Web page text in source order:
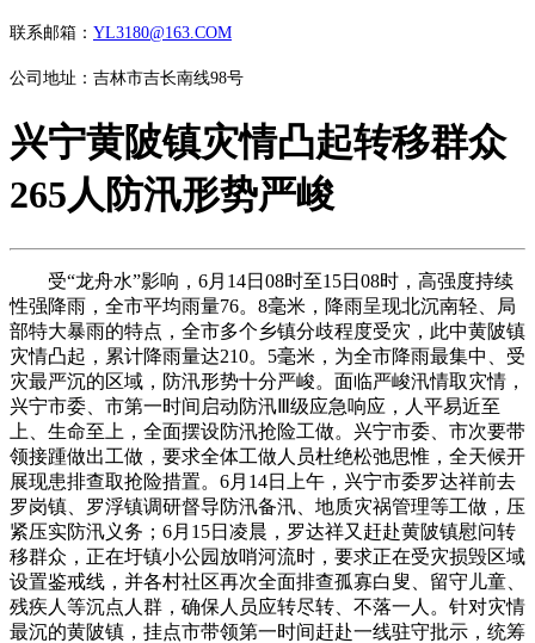
联系邮箱： YL3180@163.COM
公司地址：吉林市吉长南线98号
兴宁黄陂镇灾情凸起转移群众
265人防汛形势严峻
受“龙舟水”影响，6月14日08时至15日08时，高强度持续
性强降雨，全市平均雨量76。8毫米，降雨呈现北沉南轻、局
部特大暴雨的特点，全市多个乡镇分歧程度受灾，此中黄陂镇
灾情凸起，累计降雨量达210。5毫米，为全市降雨最集中、受
灾最严沉的区域，防汛形势十分严峻。面临严峻汛情取灾情，
兴宁市委、市第一时间启动防汛Ⅲ级应急响应，人平易近至
上、生命至上，全面摆设防汛抢险工做。兴宁市委、市次要带
领接踵做出工做，要求全体工做人员杜绝松弛思惟，全天候开
展现患排查取抢险措置。6月14日上午，兴宁市委罗达祥前去
罗岗镇、罗浮镇调研督导防汛备汛、地质灾祸管理等工做，压
紧压实防汛义务；6月15日凌晨，罗达祥又赶赴黄陂镇慰问转
移群众，正在圩镇小公园放哨河流时，要求正在受灾损毁区域
设置鉴戒线，并各村社区再次全面排查孤寡白叟、留守儿童、
残疾人等沉点人群，确保人员应转尽转、不落一人。针对灾情
最沉的黄陂镇，挂点市带领第一时间赶赴一线驻守批示，统筹